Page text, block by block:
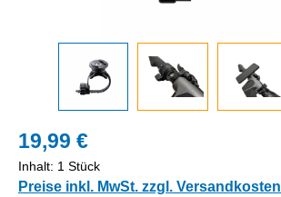
19,99 €
Inhalt: 1 Stück
Preise inkl. MwSt. zzgl. Versandkosten